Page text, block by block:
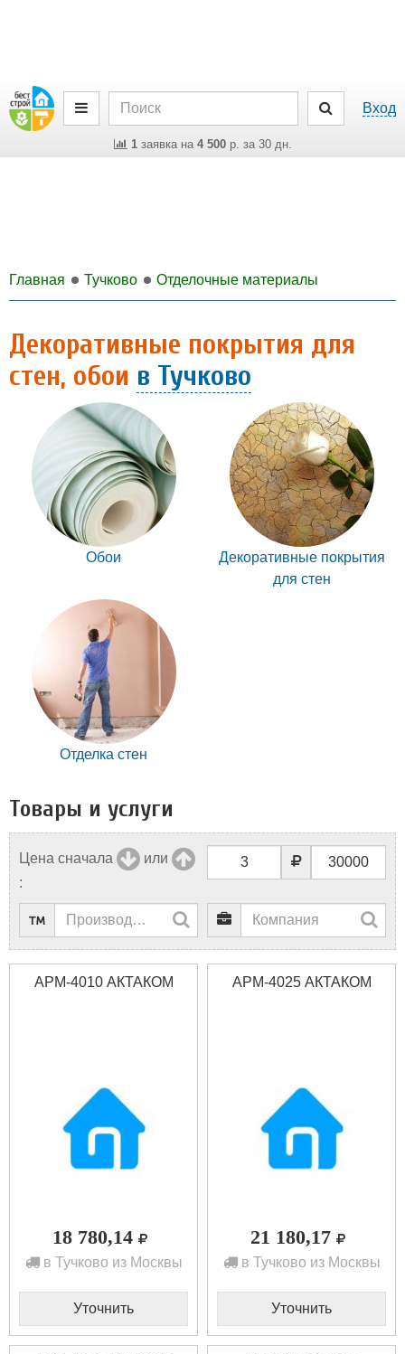
Вход
1заявка на 4 500р. за 30 дн.
Главная Тучково Отделочные материалы
Декоративные покрытия для
стен, обои в Тучково
Обои
Декоративные покрытия
для стен
Отделка стен
Товары и услуги
Цена сначала
или
:
АРМ-4010 АКТАКОМ
18 780,14
в Тучково из Москвы
Уточнить
АРМ-4025 АКТАКОМ
21 180,17
в Тучково из Москвы
Уточнить